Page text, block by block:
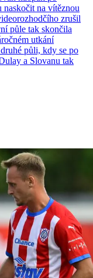
na vítěznou
zrušil
půle tak skončila
utkání
půli, kdy se po
a Slovanu tak